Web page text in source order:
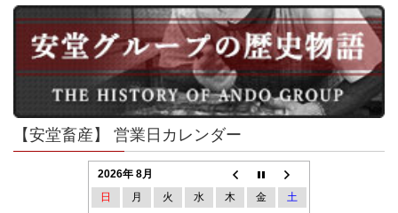
【安堂畜産】 営業日カレンダー
2026年 8月
日
月 火 水 木 金
土